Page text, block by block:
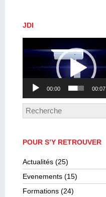
JDI
vidéo
00:00 00:07
POUR S’Y RETROUVER
Actualités (25)
Evenements (15)
Formations (24)